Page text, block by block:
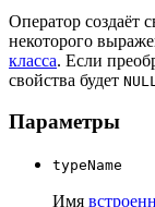
Оператор создаёт
некоторого
класса. Если
свойства будет NULL
Параметры
typeName
Имя